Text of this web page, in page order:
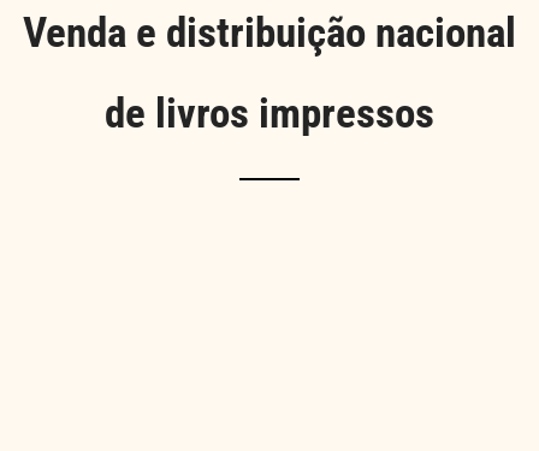
Venda e distribuição nacional
de livros impressos